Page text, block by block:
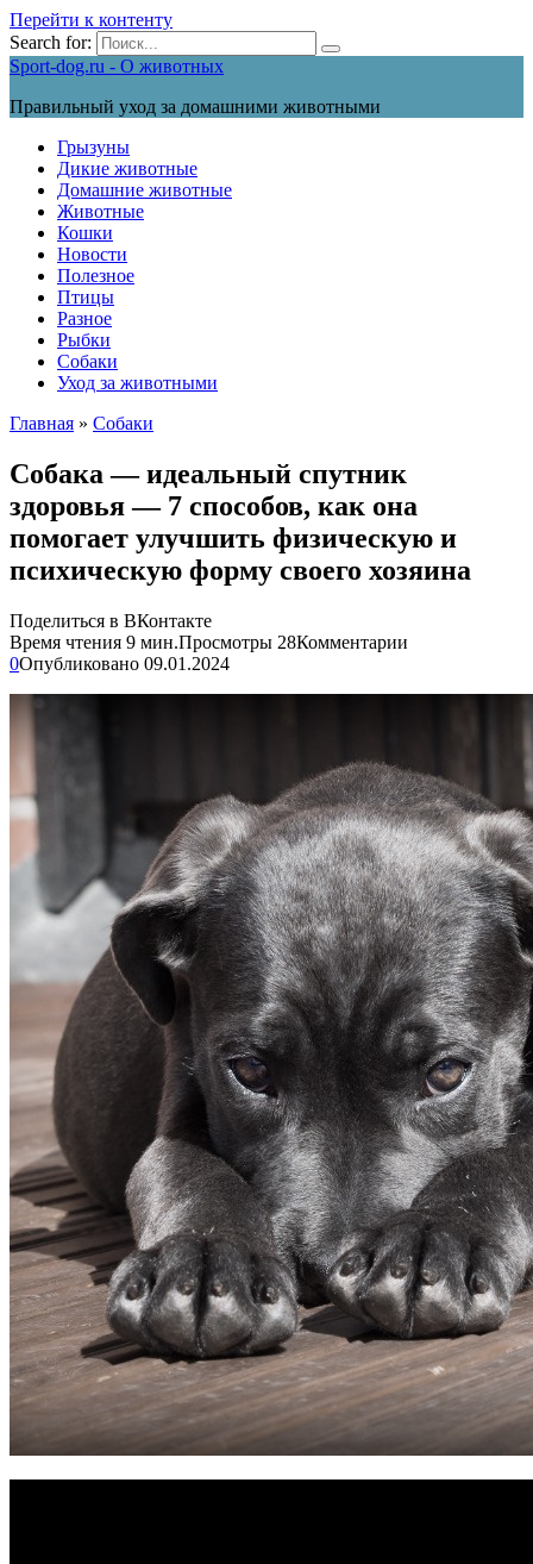
Перейти к контенту
Search for:
Sport-dog.ru - О животных
Правильный уход за домашними животными
Грызуны
Дикие животные
Домашние животные
Животные
Кошки
Новости
Полезное
Птицы
Разное
Рыбки
Собаки
Уход за животными
Главная » Собаки
Собака — идеальный спутник
здоровья — 7 способов, как она
помогает улучшить физическую и
психическую форму своего хозяина
Поделиться в ВКонтакте
Время чтения 9 мин.Просмотры 28Комментарии
0Опубликовано 09.01.2024